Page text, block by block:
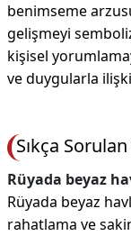
benimseme
gelişmeyi
kişisel
ve duygularla
Sıkça
Rüyada beyaz
Rüyada beyaz
rahatlama ve